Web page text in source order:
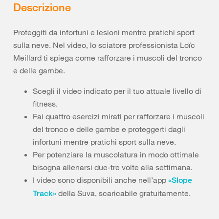
Descrizione
Proteggiti da infortuni e lesioni mentre pratichi sport
sulla neve. Nel video, lo sciatore professionista Loïc
Meillard ti spiega come rafforzare i muscoli del tronco
e delle gambe.
Scegli il video indicato per il tuo attuale livello di
fitness.
Fai quattro esercizi mirati per rafforzare i muscoli
del tronco e delle gambe e proteggerti dagli
infortuni mentre pratichi sport sulla neve.
Per potenziare la muscolatura in modo ottimale
bisogna allenarsi due-tre volte alla settimana.
I video sono disponibili anche nell’app «Slope
Track» della Suva, scaricabile gratuitamente.